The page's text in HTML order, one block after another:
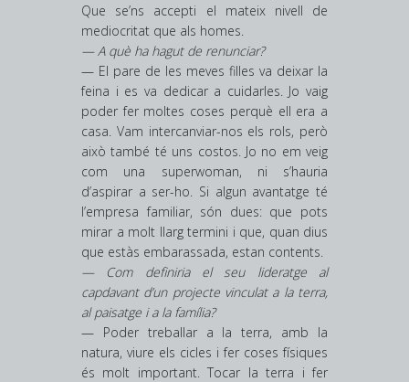
Que se’ns accepti el mateix nivell de
mediocritat que als homes.
— A què ha hagut de renunciar?
— El pare de les meves filles va deixar la
feina i es va dedicar a cuidarles. Jo vaig
poder fer moltes coses perquè ell era a
casa. Vam intercanviar-nos els rols, però
això també té uns costos. Jo no em veig
com una superwoman, ni s’hauria
d’aspirar a ser-ho. Si algun avantatge té
l’empresa familiar, són dues: que pots
mirar a molt llarg termini i que, quan dius
que estàs embarassada, estan contents.
— Com definiria el seu lideratge al
capdavant d’un projecte vinculat a la terra,
al paisatge i a la família?
— Poder treballar a la terra, amb la
natura, viure els cicles i fer coses físiques
és molt important. Tocar la terra i fer